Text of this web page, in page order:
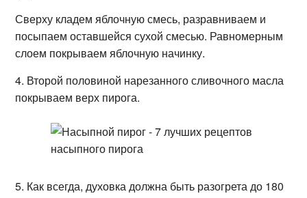
Сверху кладем яблочную смесь, разравниваем и
посыпаем оставшейся сухой смесью. Равномерным
слоем покрываем яблочную начинку.
4. Второй половиной нарезанного сливочного масла
покрываем верх пирога.
5. Как всегда, духовка должна быть разогрета до 180